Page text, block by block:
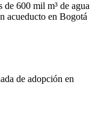
600 mil m³ de agua
acueducto en Bogotá